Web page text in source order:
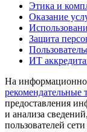
Этика и
Оказание
Защита
ИТ
На
рекомендательные
предоставления
и анализа
пользователей